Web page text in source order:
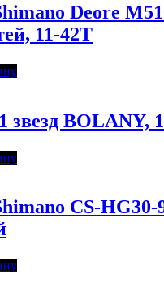
Deore
11-42T
звезд BOLANY,
CS-HG30-